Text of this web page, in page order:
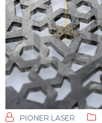
PIONER LASER